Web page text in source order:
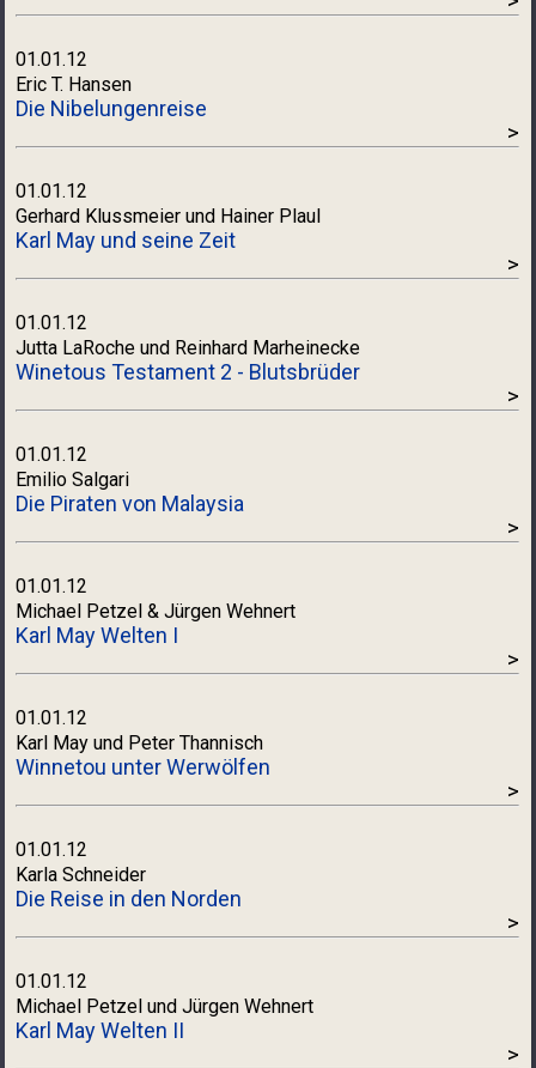
01.01.12
Eric T. Hansen
Die Nibelungenreise
>
01.01.12
Gerhard Klussmeier und Hainer Plaul
Karl May und seine Zeit
>
01.01.12
Jutta LaRoche und Reinhard Marheinecke
Winetous Testament 2 - Blutsbrüder
>
01.01.12
Emilio Salgari
Die Piraten von Malaysia
>
01.01.12
Michael Petzel & Jürgen Wehnert
Karl May Welten I
>
01.01.12
Karl May und Peter Thannisch
Winnetou unter Werwölfen
>
01.01.12
Karla Schneider
Die Reise in den Norden
>
01.01.12
Michael Petzel und Jürgen Wehnert
Karl May Welten II
>